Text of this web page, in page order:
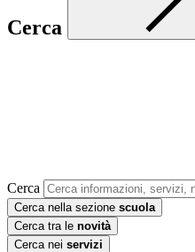
Cerca
Cerca
Cerca nella sezione scuola
Cerca tra le novità
Cerca nei servizi